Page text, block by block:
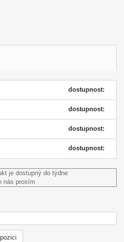
dostupnost:
dostupnost:
dostupnost:
dostupnost:
je dostupný do týdne
nás prosím